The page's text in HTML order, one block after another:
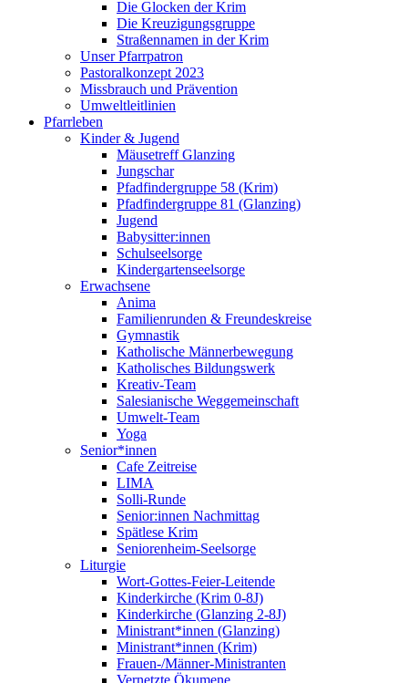
Die Glocken der Krim
Die Kreuzigungsgruppe
Straßennamen in der Krim
Unser Pfarrpatron
Pastoralkonzept 2023
Missbrauch und Prävention
Umweltleitlinien
Pfarrleben
Kinder & Jugend
Mäusetreff Glanzing
Jungschar
Pfadfindergruppe 58 (Krim)
Pfadfindergruppe 81 (Glanzing)
Jugend
Babysitter:innen
Schulseelsorge
Kindergartenseelsorge
Erwachsene
Anima
Familienrunden & Freundeskreise
Gymnastik
Katholische Männerbewegung
Katholisches Bildungswerk
Kreativ-Team
Salesianische Weggemeinschaft
Umwelt-Team
Yoga
Senior*innen
Cafe Zeitreise
LIMA
Solli-Runde
Senior:innen Nachmittag
Spätlese Krim
Seniorenheim-Seelsorge
Liturgie
Wort-Gottes-Feier-Leitende
Kinderkirche (Krim 0-8J)
Kinderkirche (Glanzing 2-8J)
Ministrant*innen (Glanzing)
Ministrant*innen (Krim)
Frauen-/Männer-Ministranten
Vernetzte Ökumene